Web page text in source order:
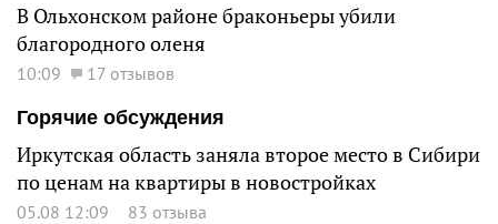
В Ольхонском районе браконьеры убили
благородного оленя
10:09
17 отзывов
Горячие обсуждения
Иркутская область заняла второе место в Сибири
по ценам на квартиры в новостройках
05.08 12:09 83 отзыва